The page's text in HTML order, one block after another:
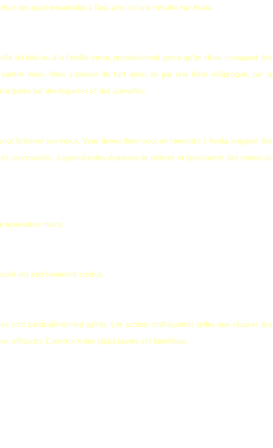
des quatre mandalas à Tara, ainsi qu'une retraite sur Acala.
du bois ou à la famille verte, probablement parce qu'un rituel invoquant des
vous. Vous subissez du tort aussi de par une lutte réciproque, par la
par des bagarres et des querelles.
briserez vos vœux. Vous devez donc vous en remettre à Acola, engager des
courroucées, suspendre des drapeaux de prières et épousseter des textes du
mauvaises mains.
est extrêmement confus.
sont particulièrement agités. Les actions malfaisantes telles que séparer des
efficaces. Construire des stûpa jaunes est bénéfique.